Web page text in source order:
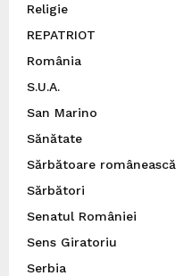
Religie
REPATRIOT
România
S.U.A.
San Marino
Sănătate
Sărbătoare românească
Sărbători
Senatul României
Sens Giratoriu
Serbia